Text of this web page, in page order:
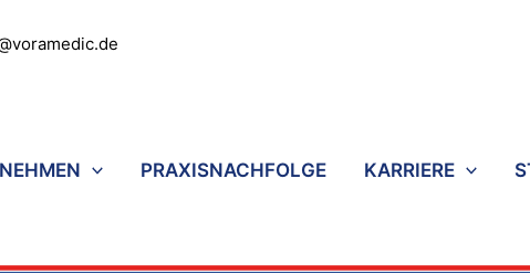
PRAXISNACHFOLGE KARRIERE